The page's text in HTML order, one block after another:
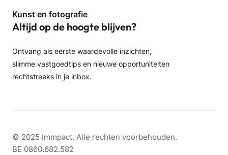
Kunst en fotografie
Altijd op de hoogte blijven?
Ontvang als eerste waardevolle inzichten,
slimme vastgoedtips en nieuwe opportuniteiten
rechtstreeks in je inbox.
© 2025 Immpact. Alle rechten voorbehouden.
BE 0860.682.582